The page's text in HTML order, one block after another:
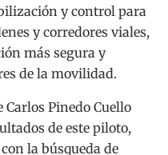
y control para
y corredores viales,
más segura y
de la movilidad.
Pinedo Cuello
de este piloto,
la búsqueda de